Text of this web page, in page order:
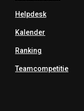
Helpdesk
Kalender
Ranking
Teamcompetitie